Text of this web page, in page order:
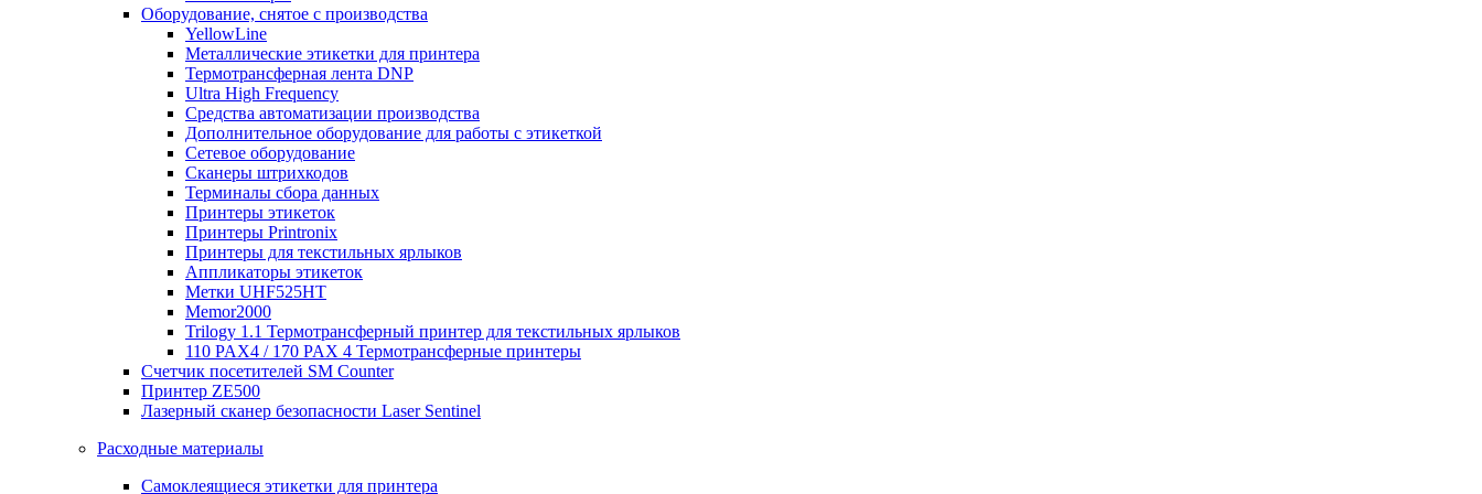
Оборудование, снятое с производства
YellowLine
Металлические этикетки для принтера
Термотрансферная лента DNP
Ultra High Frequency
Средства автоматизации производства
Дополнительное оборудование для работы с этикеткой
Сетевое оборудование
Сканеры штрихкодов
Терминалы сбора данных
Принтеры этикеток
Принтеры Printronix
Принтеры для текстильных ярлыков
Аппликаторы этикеток
Метки UHF525HT
Memor2000
Trilogy 1.1 Термотрансферный принтер для текстильных ярлыков
110 PAX4 / 170 PAX 4 Термотрансферные принтеры
Счетчик посетителей SM Counter
Принтер ZE500
Лазерный сканер безопасности Laser Sentinel
Расходные материалы
Самоклеящиеся этикетки для принтера